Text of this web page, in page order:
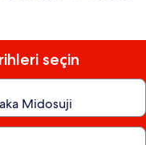
seçin